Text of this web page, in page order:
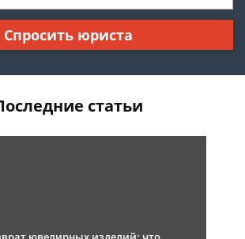
Спросить юриста
статьи